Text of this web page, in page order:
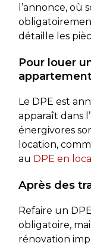
l’annonce,
détaille les
Pour louer
Le DPE est
apparaît dans
énergivores
location,
au DPE en
Après des
Refaire un
obligatoire,
rénovation